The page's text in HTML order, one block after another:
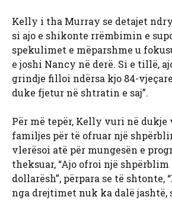
Kelly i tha Murray se detajet
si ajo e shikonte rrëmbimin e
spekulimet e mëparshme u
e joshi Nancy në derë. Si e tillë,
grindje filloi ndërsa kjo 84-
duke fjetur në shtratin e saj”.
Për më tepër, Kelly vuri në
familjes për të ofruar një
vlerësoi atë për mungesën e
theksuar, “Ajo ofroi një
dollarësh”, përpara se të shtonte,
nga drejtimet nuk ka dalë jashtë,